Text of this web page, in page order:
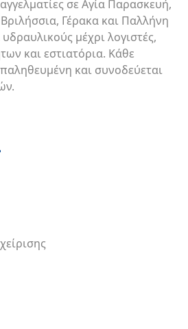
σε Αγία Παρασκευή,
Γέρακα και Παλλήνη
μέχρι λογιστές,
και εστιατόρια. Κάθε
και συνοδεύεται